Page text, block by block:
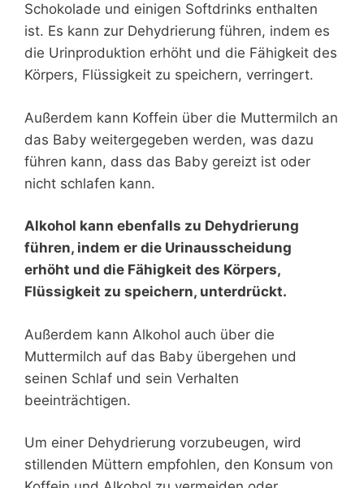
Schokolade und einigen Softdrinks enthalten
ist. Es kann zur Dehydrierung führen, indem es
die Urinproduktion erhöht und die Fähigkeit des
Körpers, Flüssigkeit zu speichern, verringert.
Außerdem kann Koffein über die Muttermilch an
das Baby weitergegeben werden, was dazu
führen kann, dass das Baby gereizt ist oder
nicht schlafen kann.
Alkohol kann ebenfalls zu Dehydrierung
führen, indem er die Urinausscheidung
erhöht und die Fähigkeit des Körpers,
Flüssigkeit zu speichern, unterdrückt.
Außerdem kann Alkohol auch über die
Muttermilch auf das Baby übergehen und
seinen Schlaf und sein Verhalten
beeinträchtigen.
Um einer Dehydrierung vorzubeugen, wird
stillenden Müttern empfohlen, den Konsum von